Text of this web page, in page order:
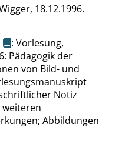
18.12.1996.
: Vorlesung,
Pädagogik der
von Bild- und
Notiz
weiteren
Abbildungen